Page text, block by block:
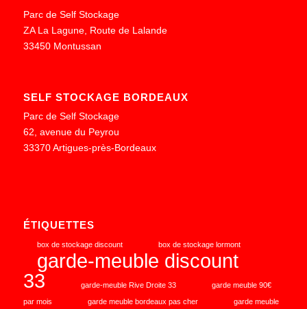
Parc de Self Stockage
ZA La Lagune, Route de Lalande
33450 Montussan
SELF STOCKAGE BORDEAUX
Parc de Self Stockage
62, avenue du Peyrou
33370 Artigues-près-Bordeaux
ÉTIQUETTES
box de stockage discount box de stockage lormont
garde-meuble discount
33
garde-meuble Rive Droite 33
garde meuble 90€
par mois
garde meuble bordeaux pas cher garde meuble